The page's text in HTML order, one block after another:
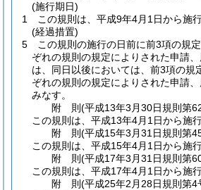
(施行期日)
1
この規則は、平成9年4月1日から施行
(経過措置)
5
この規則の施行の日前に前3項の規
ぞれの規則の規定によりされた申請
は、同日以後においては、前3項の規
ぞれの規則の規定によりされた申請
みなす。
附 則(平成13年3月30日規則第
この規則は、平成13年4月1日から施行
附 則(平成15年3月31日規則第
この規則は、平成15年4月1日から施行
附 則(平成17年3月31日規則第
この規則は、平成17年4月1日から施行
附 則(平成25年2月28日規則第4